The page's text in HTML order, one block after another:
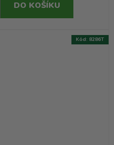
DO KOŠÍKU
Kód: 8286T